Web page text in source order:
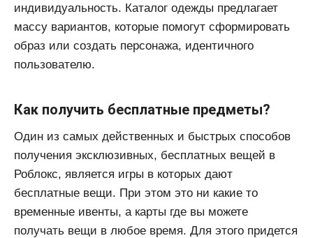
индивидуальность. Каталог одежды предлагает
массу вариантов, которые помогут сформировать
образ или создать персонажа, идентичного
пользователю.
Как получить бесплатные предметы?
Один из самых действенных и быстрых способов
получения эксклюзивных, бесплатных вещей в
Роблокс, является игры в которых дают
бесплатные вещи. При этом это ни какие то
временные ивенты, а карты где вы можете
получать вещи в любое время. Для этого придется